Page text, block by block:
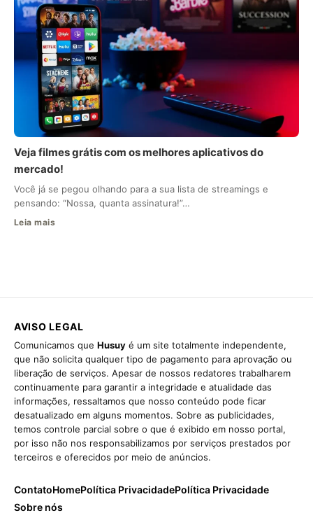
Veja filmes grátis com os melhores aplicativos do
mercado!
Você já se pegou olhando para a sua lista de streamings e
pensando: “Nossa, quanta assinatura!”…
Leia mais
AVISO LEGAL
Comunicamos que Husuy é um site totalmente independente,
que não solicita qualquer tipo de pagamento para aprovação ou
liberação de serviços. Apesar de nossos redatores trabalharem
continuamente para garantir a integridade e atualidade das
informações, ressaltamos que nosso conteúdo pode ficar
desatualizado em alguns momentos. Sobre as publicidades,
temos controle parcial sobre o que é exibido em nosso portal,
por isso não nos responsabilizamos por serviços prestados por
terceiros e oferecidos por meio de anúncios.
ContatoHomePolítica PrivacidadePolítica Privacidade
Sobre nós